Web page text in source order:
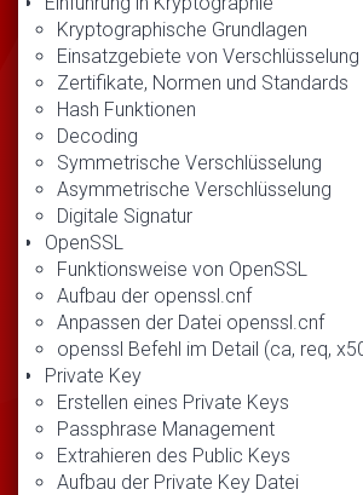
Kryptographische Grundlagen
Einsatzgebiete von Verschlüsselung
Zertifikate, Normen und Standards
Hash Funktionen
Decoding
Symmetrische Verschlüsselung
Asymmetrische Verschlüsselung
Digitale Signatur
OpenSSL
Funktionsweise von OpenSSL
Aufbau der openssl.cnf
Anpassen der Datei openssl.cnf
openssl Befehl im Detail (ca, req,
Private Key
Erstellen eines Private Keys
Passphrase Management
Extrahieren des Public Keys
Aufbau der Private Key Datei